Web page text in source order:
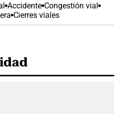
Accidente Congestión vial
Cierres viales